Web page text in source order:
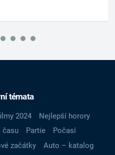
témata
2024
Nejlepší horory
času Partie
Počasí
začátky
Auto – katalog